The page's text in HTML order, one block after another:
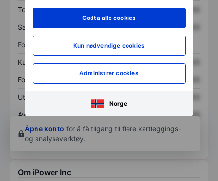
Godta alle cookies
Kun nødvendige cookies
Administrer cookies
Norge
Totale eiendeler XXXXXXX XXXXXXX
Samlet gjeld XXXXXXX XXXXXXX
Forholdstall
Kurs/salg XXXXXXX XXXXXXX
Fortjeneste per aksje
Utbytte per aksje
Avkastning på
egenkapital
XXXXXXX
XXXXXXX
Åpne konto for å få tilgang til flere kartleggings-
og analyseverktøy.
Om iPower Inc